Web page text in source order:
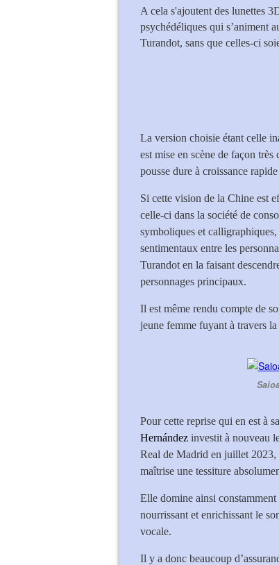
A cela s'ajoutent des lunettes
psychédéliques qui s’animent
Turandot, sans que celles-ci
La version choisie étant celle
est mise en scène de façon
pousse dure à croissance
Si cette vision de la Chine est
celle-ci dans la société de
symboliques et
sentimentaux entre les
Turandot en la faisant
personnages principaux.
Il est même rendu compte de
jeune femme fuyant à travers
Pour cette reprise qui en est à
Hernández investit à nouveau
Real de Madrid en juillet 2023,
maîtrise une tessiture
Elle domine ainsi constamment
nourrissant et enrichissant le
vocale.
Il y a donc beaucoup